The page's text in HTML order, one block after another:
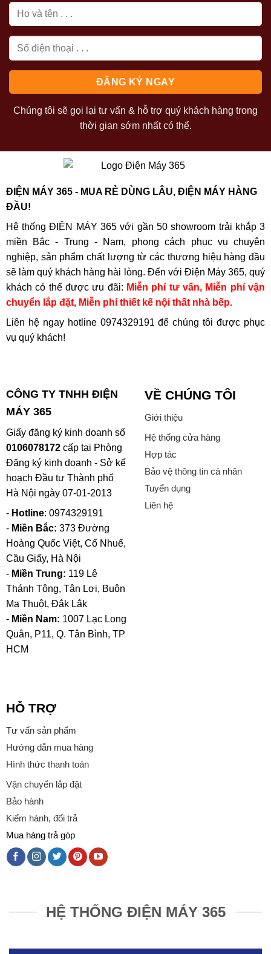
Chúng tôi sẽ gọi lại tư vấn & hỗ trợ quý khách hàng trong
thời gian sớm nhất có thể.
ĐIỆN MÁY 365 - MUA RẺ DÙNG LÂU, ĐIỆN MÁY HÀNG
ĐẦU!
Hệ thống ĐIỆN MÁY 365 với gần 50 showroom trải khắp 3
miền Bắc - Trung - Nam, phong cách phục vụ chuyên
nghiệp, sản phẩm chất lượng từ các thương hiệu hàng đầu
sẽ làm quý khách hàng hài lòng. Đến với Điện Máy 365, quý
khách có thể được ưu đãi: Miễn phí tư vấn, Miễn phí vận
chuyển lắp đặt, Miễn phí thiết kế nội thất nhà bếp.
Liên hệ ngay hotline 0974329191 để chúng tôi được phục
vụ quý khách!
CÔNG TY TNHH ĐIỆN
MÁY 365
Giấy đăng ký kinh doanh số
0106078172cấp tại Phòng
Đăng ký kinh doanh - Sở kế
hoạch Đầu tư Thành phố
Hà Nội ngày 07-01-2013
- Hotline: 0974329191
- Miền Bắc: 373 Đường
Hoàng Quốc Việt, Cổ Nhuế,
Cầu Giấy, Hà Nội
- Miền Trung: 119 Lê
Thánh Tông, Tân Lợi, Buôn
Ma Thuột, Đắk Lắk
- Miền Nam: 1007 Lạc Long
Quân, P11, Q. Tân Bình, TP
HCM
VỀ CHÚNG TÔI
Giới thiệu
Hệ thống cửa hàng
Hợp tác
Bảo vệ thông tin cá nhân
Tuyển dụng
Liên hệ
HỖ TRỢ
Tư vấn sản phẩm
Hướng dẫn mua hàng
Hình thức thanh toán
Vận chuyển lắp đặt
Bảo hành
Kiểm hành, đổi trả
Mua hàng trả góp
HỆ THỐNG ĐIỆN MÁY 365